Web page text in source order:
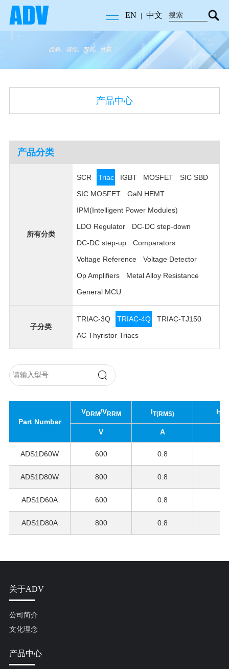
EN 中文
产品中心
产品分类
所有分类
SCR Triac IGBT MOSFET
SIC SBD
SIC MOSFET
GaN HEMT
IPM(Intelligent Power Modules)
LDO Regulator
DC-DC step-down
DC-DC step-up
Comparators
Voltage Reference
Voltage Detector
Op Amplifiers
Metal Alloy Resistance
General MCU
子分类
TRIAC-3Q TRIAC-4Q
TRIAC-TJ150
AC Thyristor Triacs
Part Number
VDRM/VRRM
V
IT(RMS)
A
I
ADS1D60W 600 0.8
ADS1D80W 800 0.8
ADS1D60A 600 0.8
ADS1D80A 800 0.8
关于ADV
公司简介
文化理念
产品中心